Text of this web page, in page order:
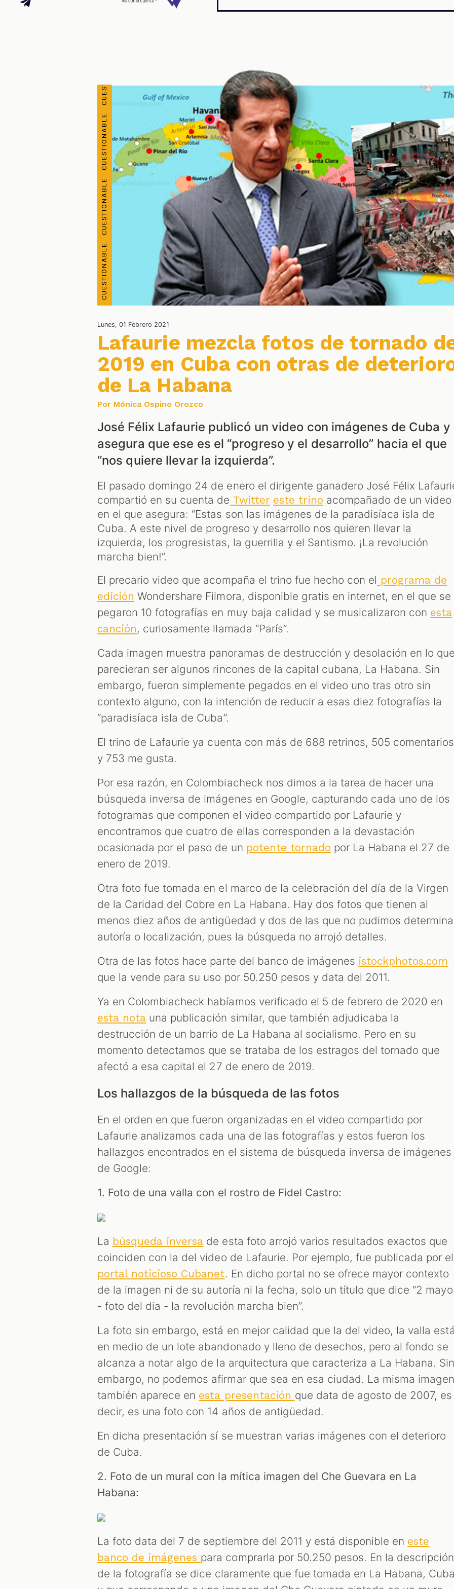
Lunes, 01 Febrero 2021
Lafaurie mezcla fotos de tornado
2019 en Cuba con otras de
de La Habana
Por Mónica Ospino Orozco
José Félix Lafaurie publicó un video con imágenes de Cuba y
asegura que ese es el “progreso y el desarrollo” hacia el que
“nos quiere llevar la izquierda”.
El pasado domingo 24 de enero el dirigente ganadero José Félix
compartió en su cuenta de Twitter este trino acompañado de un video
en el que asegura: “Estas son las imágenes de la paradisíaca isla de
Cuba. A este nivel de progreso y desarrollo nos quieren llevar la
izquierda, los progresistas, la guerrilla y el Santismo. ¡La revolución
marcha bien!”.
El precario video que acompaña el trino fue hecho con el programa de
edición Wondershare Filmora, disponible gratis en internet, en el que se
pegaron 10 fotografías en muy baja calidad y se musicalizaron con esta
canción, curiosamente llamada “París”.
Cada imagen muestra panoramas de destrucción y desolación en lo
parecieran ser algunos rincones de la capital cubana, La Habana. Sin
embargo, fueron simplemente pegados en el video uno tras otro sin
contexto alguno, con la intención de reducir a esas diez fotografías la
“paradisíaca isla de Cuba”.
El trino de Lafaurie ya cuenta con más de 688 retrinos, 505 comentarios
y 753 me gusta.
Por esa razón, en Colombiacheck nos dimos a la tarea de hacer una
búsqueda inversa de imágenes en Google, capturando cada uno de los
fotogramas que componen el video compartido por Lafaurie y
encontramos que cuatro de ellas corresponden a la devastación
ocasionada por el paso de un potente tornado por La Habana el 27 de
enero de 2019.
Otra foto fue tomada en el marco de la celebración del día de la Virgen
de la Caridad del Cobre en La Habana. Hay dos fotos que tienen al
menos diez años de antigüedad y dos de las que no pudimos
autoría o localización, pues la búsqueda no arrojó detalles.
Otra de las fotos hace parte del banco de imágenes istockphotos.com
que la vende para su uso por 50.250 pesos y data del 2011.
Ya en Colombiacheck habíamos verificado el 5 de febrero de 2020 en
esta nota una publicación similar, que también adjudicaba la
destrucción de un barrio de La Habana al socialismo. Pero en su
momento detectamos que se trataba de los estragos del tornado que
afectó a esa capital el 27 de enero de 2019.
Los hallazgos de la búsqueda de las fotos
En el orden en que fueron organizadas en el video compartido por
Lafaurie analizamos cada una de las fotografías y estos fueron los
hallazgos encontrados en el sistema de búsqueda inversa de imágenes
de Google:
1. Foto de una valla con el rostro de Fidel Castro:
La búsqueda inversa de esta foto arrojó varios resultados exactos que
coinciden con la del video de Lafaurie. Por ejemplo, fue publicada por el
portal noticioso Cubanet. En dicho portal no se ofrece mayor contexto
de la imagen ni de su autoría ni la fecha, solo un título que dice “2 mayo
- foto del dia - la revolución marcha bien”.
La foto sin embargo, está en mejor calidad que la del video, la valla
en medio de un lote abandonado y lleno de desechos, pero al fondo se
alcanza a notar algo de la arquitectura que caracteriza a La Habana.
embargo, no podemos afirmar que sea en esa ciudad. La misma
también aparece en esta presentación que data de agosto de 2007, es
decir, es una foto con 14 años de antigüedad.
En dicha presentación sí se muestran varias imágenes con el deterioro
de Cuba.
2. Foto de un mural con la mítica imagen del Che Guevara en La
Habana:
La foto data del 7 de septiembre del 2011 y está disponible en este
banco de imágenes para comprarla por 50.250 pesos. En la descripción
de la fotografía se dice claramente que fue tomada en La Habana,